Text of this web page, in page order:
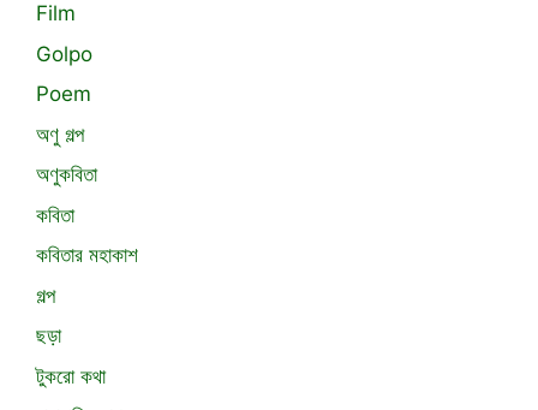
Film
Golpo
Poem
অণু গল্প
অণুকবিতা
কবিতা
কবিতার মহাকাশ
গল্প
ছড়া
টুকরো কথা